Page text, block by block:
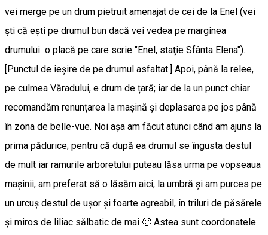
vei merge pe un drum pietruit amenajat de cei de la Enel (vei
şti că eşti pe drumul bun dacă vei vedea pe marginea
drumului o placă pe care scrie "Enel, staţie Sfânta Elena").
[Punctul de ieşire de pe drumul asfaltat.] Apoi, până la relee,
pe culmea Văradului, e drum de țară; iar de la un punct chiar
recomandăm renunțarea la mașină și deplasarea pe jos până
în zona de belle-vue. Noi aşa am făcut atunci când am ajuns la
prima pădurice; pentru că după ea drumul se îngusta destul
de mult iar ramurile arboretului puteau lăsa urma pe vopseaua
maşinii, am preferat să o lăsăm aici, la umbră şi am purces pe
un urcuş destul de uşor şi foarte agreabil, în triluri de păsărele
şi miros de liliac sălbatic de mai 🙂 Astea sunt coordonatele